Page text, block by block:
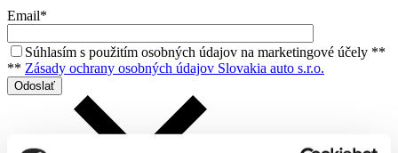
Email*
Súhlasím s použitím osobných údajov na marketingové účely **
** Zásady ochrany osobných údajov Slovakia auto s.r.o.